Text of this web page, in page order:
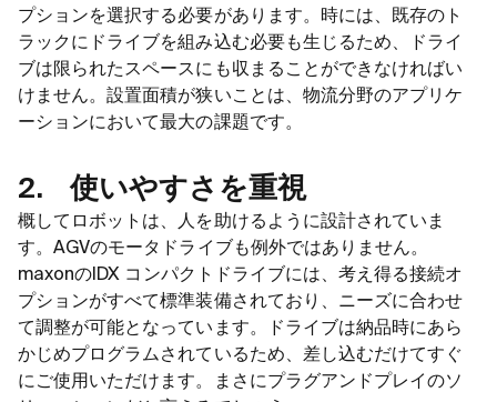
プションを選択する必要があります。時には、既存のト
ラックにドライブを組み込む必要も生じるため、ドライ
ブは限られたスペースにも収まることができなければい
けません。設置面積が狭いことは、物流分野のアプリケ
ーションにおいて最大の課題です。
2. 使いやすさを重視
概してロボットは、人を助けるように設計されていま
す。AGVのモータドライブも例外ではありません。
maxonのIDX コンパクトドライブには、考え得る接続オ
プションがすべて標準装備されており、ニーズに合わせ
て調整が可能となっています。ドライブは納品時にあら
かじめプログラムされているため、差し込むだけてすぐ
にご使用いただけます。まさにプラグアンドプレイのソ